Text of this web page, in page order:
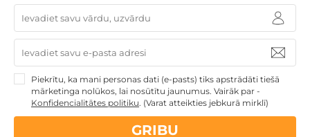
dāvanas
Dāvanas Mātes dienā
3 personu ĢIMENEI
4 personu ĢIMENEI
Dāvanas līdz 100€
Atpūta
diviem
Ģimenes atpūta
Nekādasapkalpošanas un administrācijasmaksas
Piekrītu, ka mani personas dati (e-pasts) tiks apstrādāti tiešā
mārketinga nolūkos, lai nosūtītu jaunumus. Vairāk par -
Konfidencialitātes politiku. (Varat atteikties jebkurā mirklī)
GRIBU